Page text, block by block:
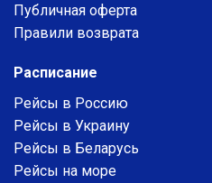
Публичная оферта
Правили возврата
Расписание
Рейсы в Россию
Рейсы в Украину
Рейсы в Беларусь
Рейсы на море